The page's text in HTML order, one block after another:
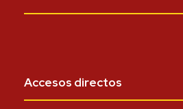
Accesos directos